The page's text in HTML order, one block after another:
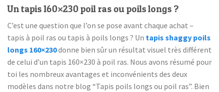
Un tapis 160×230 poil ras ou poils longs ?
C’est une question que l’on se pose avant chaque achat –
tapis à poil ras ou tapis à poils longs ? Un tapis shaggy poils
longs 160×230donne bien sûr un résultat visuel très différent
de celui d’un tapis 160×230 à poil ras. Nous avons résumé pour
toi les nombreux avantages et inconvénients des deux
modèles dans notre blog “Tapis poils longs ou poil ras”. Bien